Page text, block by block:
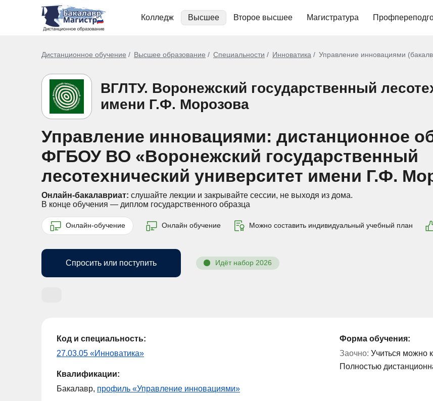
Колледж Высшее Второе высшее Магистратура
Дистанционное обучение Высшее образование Специальности Инноватика Управление инновациями
ВГЛТУ. Воронежский государственный
имени Г.Ф. Морозова
Управление инновациями: дистанционное
ФГБОУ ВО «Воронежский государственный
лесотехнический университет имени Г.Ф.
Онлайн-бакалавриат: слушайте лекции и закрывайте сессии, не выходя из дома.
В конце обучения — диплом государственного образца
Онлайн-обучение Онлайн обучение Можно составить индивидуальный учебный план
Спросить или поступить Идёт набор 2026
Код и специальность:
27.03.05 «Инноватика»
Квалификации:
Бакалавр, профиль «Управление инновациями»
Форма обучения:
Заочно: Учиться можно
Полностью